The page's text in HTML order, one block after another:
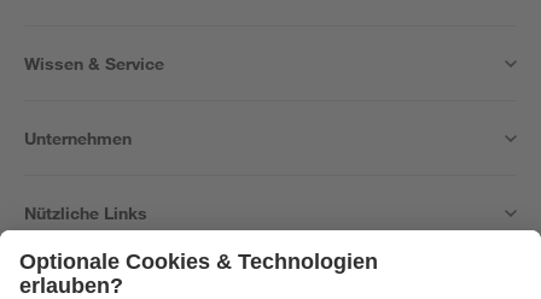
Wissen & Service
Unternehmen
Nützliche Links